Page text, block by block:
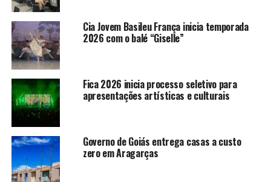
Na Sala Antônio Poteiro, “Corpografia” reúne 18 obras
inéditas de Michelli Bittar, Laís Rocha, Mah Ferreira, Bibi
Ferreira, M. Francisca S.B., Angelina Polon e Gleici
Sousa. Com curadoria inspirada no poema “Eu sou feita
reflexão sobre o corpo feminino como campo poético e
político.
LEIA TAMBÉM
Cia Jovem Basileu França inicia temporada
2026 com o balé “Giselle”
Fica 2026 inicia processo seletivo para
apresentações artísticas e culturais
Governo de Goiás entrega casas a custo
zero em Aragarças